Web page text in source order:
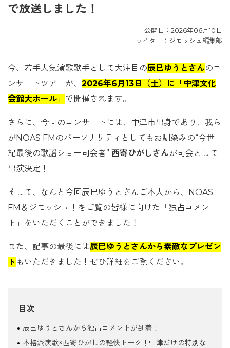
で放送しました！
公開日：2026年06月10日
ライター：ジモッシュ編集部
今、若手人気演歌歌手として大注目の辰巳ゆうとさんのコ
ンサートツアーが、 2026年6月13日（土）に「中津文化
会館大ホール」 で開催されます。
さらに、今回のコンサートには、中津市出身であり、我ら
がNOAS FMのパーソナリティとしてもお馴染みの“今世
紀最後の歌謡ショー司会者” 西寄ひがしさんが司会として
出演決定！
そして、なんと今回辰巳ゆうとさんご本人から、NOAS
FM＆ジモッシュ！をご覧の皆様に向けた「独占コメン
ト」をいただくことができました！
また、記事の最後には辰巳ゆうとさんから素敵なプレゼン
ト もいただきました！ぜひ詳細をご覧ください。
目次
辰巳ゆうとさんから独占コメントが到着！
本格派演歌×西寄ひがしの軽快トーク！中津だけの特別な